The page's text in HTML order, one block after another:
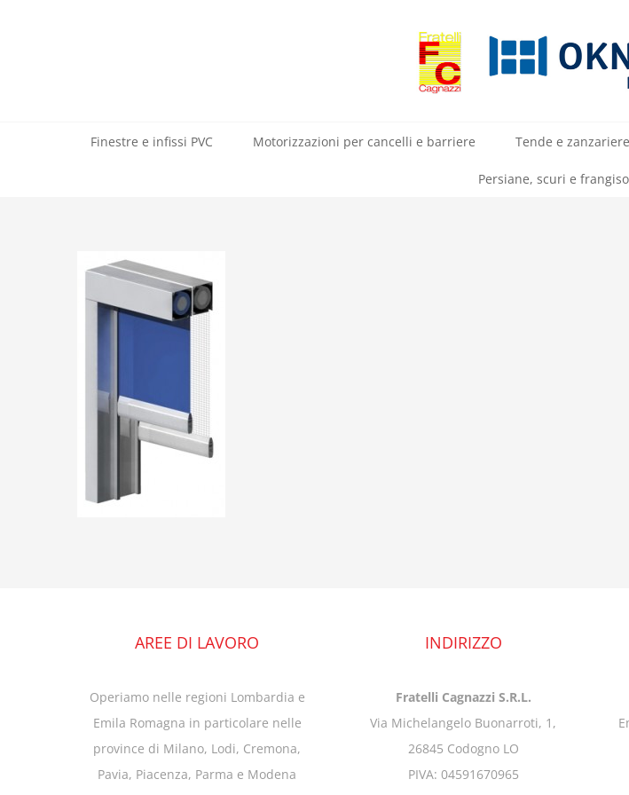
Finestre e infissi PVC Motorizzazioni per cancelli e barriere Tende e zanzariere
Persiane, scuri e
AREE DI LAVORO
Operiamo nelle regioni Lombardia e
Emila Romagna in particolare nelle
province di Milano, Lodi, Cremona,
Pavia, Piacenza, Parma e Modena
INDIRIZZO
Fratelli Cagnazzi S.R.L.
Via Michelangelo Buonarroti, 1,
26845 Codogno LO
PIVA: 04591670965